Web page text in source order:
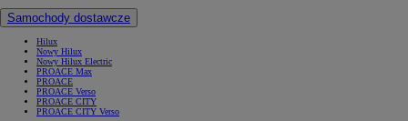
Samochody dostawcze
Hilux
Nowy Hilux
Nowy Hilux Electric
PROACE Max
PROACE
PROACE Verso
PROACE CITY
PROACE CITY Verso